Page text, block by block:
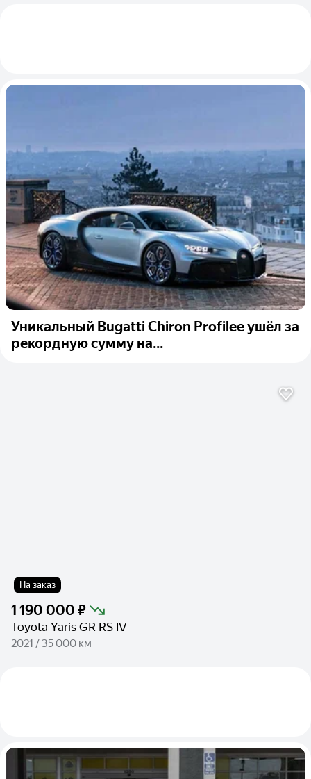
Уникальный Bugatti Chiron Profilee ушёл за
рекордную сумму на...
На заказ
1 190 000 ₽
Toyota Yaris GR RS IV
2021 / 35 000 км